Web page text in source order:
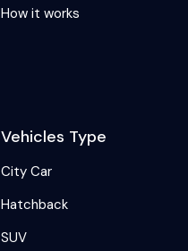
How it works
Vehicles Type
City Car
Hatchback
SUV